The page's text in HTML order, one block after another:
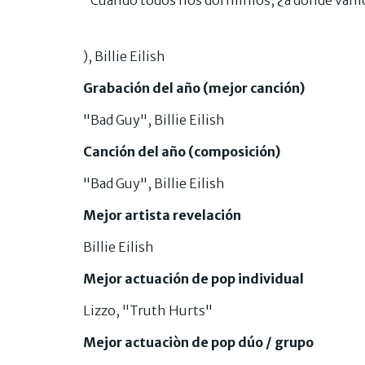
), Billie Eilish
Grabación del año (mejor canción)
"Bad Guy", Billie Eilish
Canción del año (composición)
"Bad Guy", Billie Eilish
Mejor artista revelación
Billie Eilish
Mejor actuación de pop individual
Lizzo, "Truth Hurts"
Mejor actuaciòn de pop dúo / grupo